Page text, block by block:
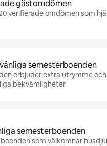
gästomdömen
verifierade omdömen som
semesterboenden
erbjuder extra utrymme och
bekvämligheter
semesterboenden
som välkomnar